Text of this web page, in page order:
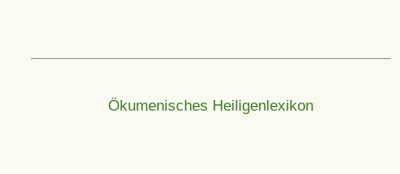
Ökumenisches Heiligenlexikon